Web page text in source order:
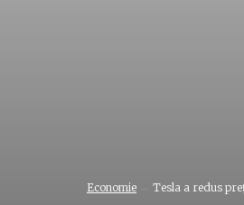
Economie Tesla a redus